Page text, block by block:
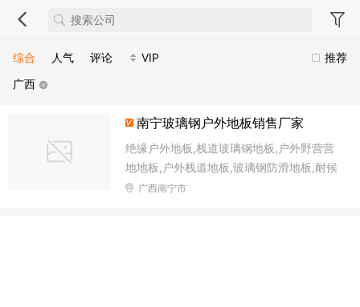
推荐
综合 人气 评论
VIP
广西
南宁玻璃钢户外地板销售厂家
绝缘户外地板,栈道玻璃钢地板,户外野营营
地地板,户外栈道地板,玻璃钢防滑地板,耐候
玻璃钢地板,室外玻璃钢地板,防滑玻璃钢地
广西南宁市